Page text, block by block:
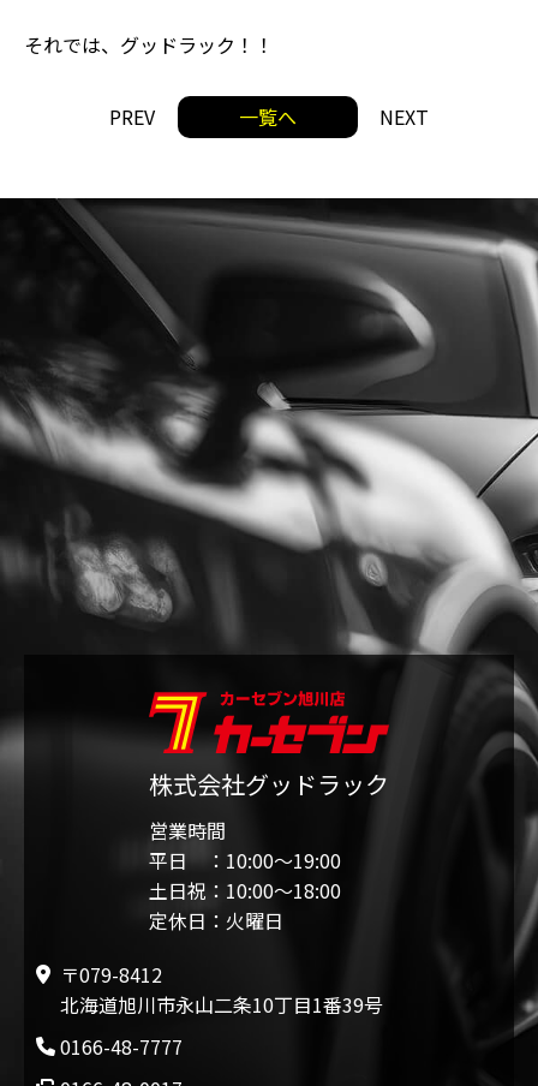
それでは、グッドラック！！
PREV 一覧へ NEXT
株式会社グッドラック
営業時間
平日 ：10:00〜19:00
土日祝：10:00〜18:00
定休日：火曜日
〒079-8412
北海道旭川市永山二条10丁目1番39号
0166-48-7777